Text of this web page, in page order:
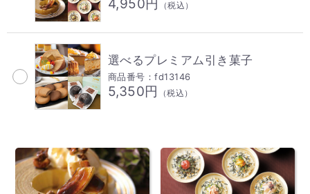
4,950円 （税込）
選べるプレミアム引き菓子
商品番号：fd13146
5,350円 （税込）